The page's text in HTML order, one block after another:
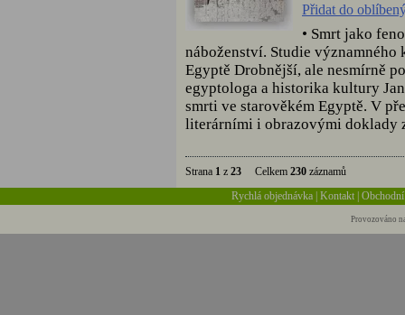
Přidat do
• Smrt jako
náboženství. Studie
Egyptě Drobnější, ale nesmírně
egyptologa a historika kultury
smrti ve starověkém Egyptě. V
literárními i obrazovými doklady
Strana 1 z 23 Celkem 230 záznamů
Rychlá objednávka |Kontakt |
Provozováno